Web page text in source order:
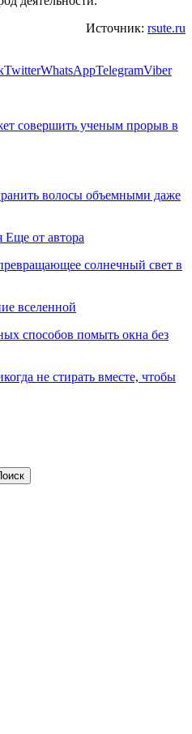
Источник: rsute.ru
TwitterWhatsAppTelegramViber
совершить ученым прорыв в
волосы объемными даже
Еще от автора
солнечный свет в
вселенной
способов помыть окна без
не стирать вместе, чтобы